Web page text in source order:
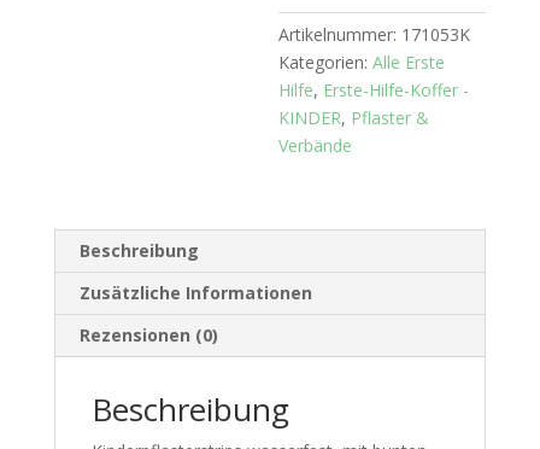
Artikelnummer: 171053K
Kategorien:Alle Erste
Hilfe, Erste-Hilfe-Koffer -
KINDER, Pflaster &
Verbände
Beschreibung
Zusätzliche Informationen
Rezensionen (0)
Beschreibung